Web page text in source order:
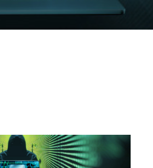
Intel Alder Lake е